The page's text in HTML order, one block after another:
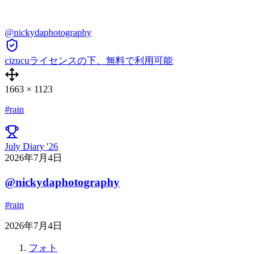
@nickydaphotography
cizucuライセンスの下、無料で利用可能
1663 × 1123
#rain
July Diary '26
2026年7月4日
@nickydaphotography
#rain
2026年7月4日
フォト